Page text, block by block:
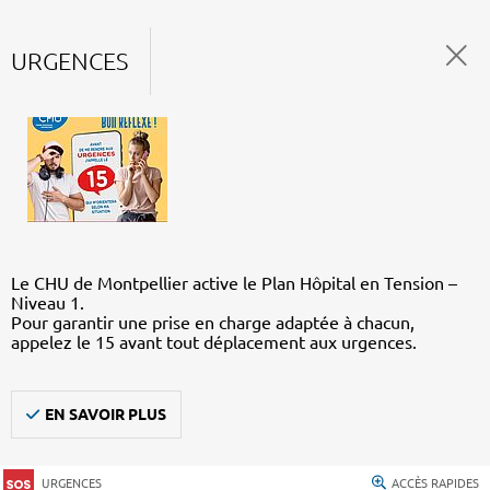
URGENCES
Le CHU de Montpellier active le Plan Hôpital en Tension –
Niveau 1.
Pour garantir une prise en charge adaptée à chacun,
appelez le 15 avant tout déplacement aux urgences.
EN SAVOIR PLUS
URGENCES ACCÈS RAPIDES